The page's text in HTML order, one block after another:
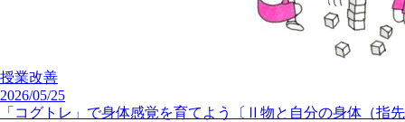
授業改善
2026/05/25
「コグトレ」で身体感覚を育てよう〔Ⅱ物と自分の身体（指先